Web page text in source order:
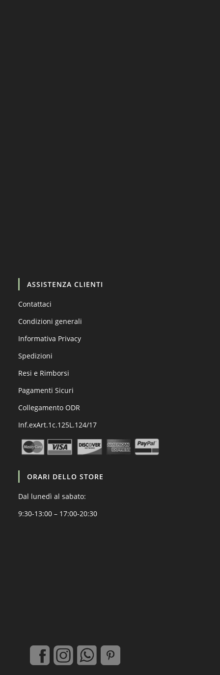
ASSISTENZA CLIENTI
Contattaci
Condizioni generali
Informativa Privacy
Spedizioni
Resi e Rimborsi
Pagamenti Sicuri
Collegamento ODR
Inf.exArt.1c.125L.124/17
ORARI DELLO STORE
Dal lunedì al sabato:
9:30-13:00 – 17:00-20:30